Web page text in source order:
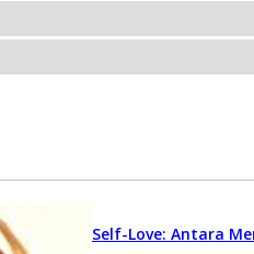
Self-Love: Antara